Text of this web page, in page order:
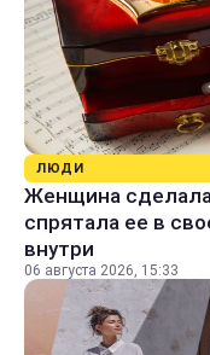
ЛЮДИ
Женщина сделала
спрятала ее в
внутри
06 августа 2026, 15:33